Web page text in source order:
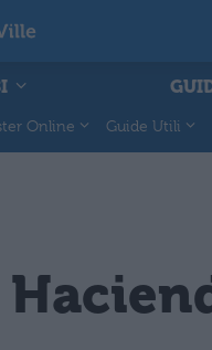
Online Guide Utili